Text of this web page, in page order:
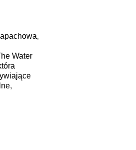
Water